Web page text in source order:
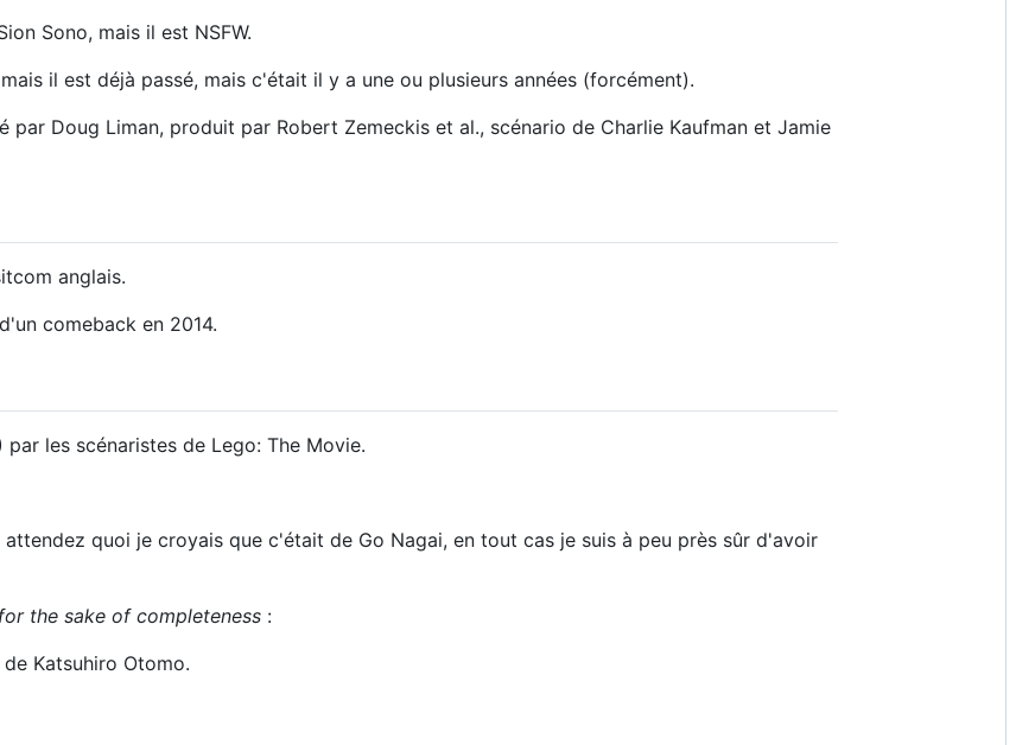
Sono, mais il est NSFW.
il est déjà passé, mais c'était il y a une ou plusieurs années (forcément).
par Doug Liman, produit par Robert Zemeckis et al., scénario de Charlie Kaufman et Jamie
anglais.
comeback en 2014.
par les scénaristes de Lego: The Movie.
attendez quoi je croyais que c'était de Go Nagai, en tout cas je suis à peu près sûr d'avoir
for the sake of completeness :
Katsuhiro Otomo.